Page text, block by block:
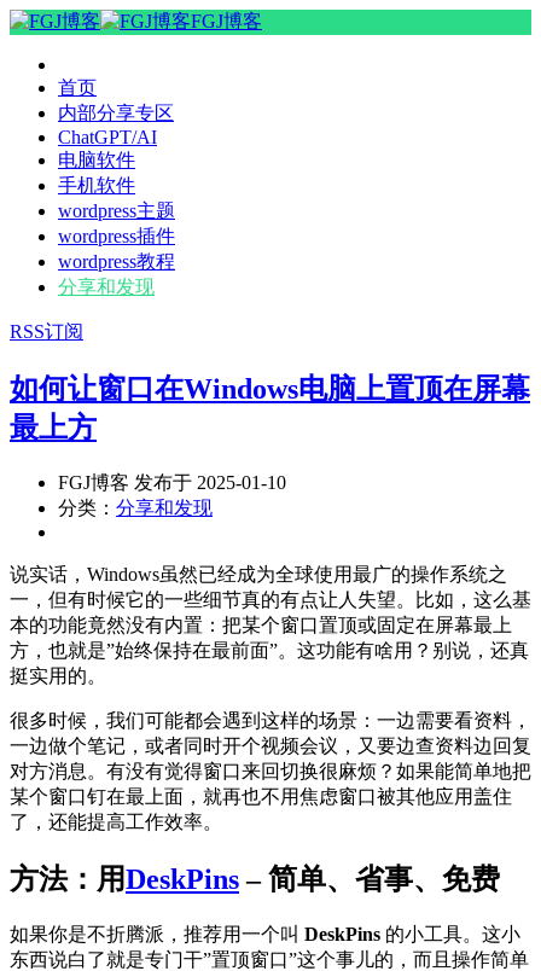
FGJ博客
首页
内部分享专区
ChatGPT/AI
电脑软件
手机软件
wordpress主题
wordpress插件
wordpress教程
分享和发现
RSS订阅
如何让窗口在Windows电脑上置顶在屏幕
最上方
FGJ博客 发布于 2025-01-10
分类： 分享和发现
说实话，Windows虽然已经成为全球使用最广的操作系统之
一，但有时候它的一些细节真的有点让人失望。比如，这么基
本的功能竟然没有内置：把某个窗口置顶或固定在屏幕最上
方，也就是”始终保持在最前面”。这功能有啥用？别说，还真
挺实用的。
很多时候，我们可能都会遇到这样的场景：一边需要看资料，
一边做个笔记，或者同时开个视频会议，又要边查资料边回复
对方消息。有没有觉得窗口来回切换很麻烦？如果能简单地把
某个窗口钉在最上面，就再也不用焦虑窗口被其他应用盖住
了，还能提高工作效率。
方法：用DeskPins– 简单、省事、免费
如果你是不折腾派，推荐用一个叫 DeskPins 的小工具。这小
东西说白了就是专门干”置顶窗口”这个事儿的，而且操作简单